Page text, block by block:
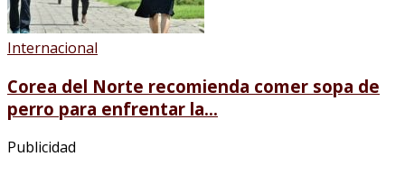
Internacional
Corea del Norte recomienda comer sopa de
perro para enfrentar la...
Publicidad